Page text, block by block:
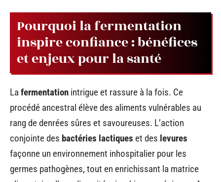
Pourquoi la fermentation
inspire confiance : bénéfices
et enjeux pour la santé
La fermentation intrigue et rassure à la fois. Ce
procédé ancestral élève des aliments vulnérables au
rang de denrées sûres et savoureuses. L’action
conjointe des bactéries lactiques et des levures
façonne un environnement inhospitalier pour les
germes pathogènes, tout en enrichissant la matrice